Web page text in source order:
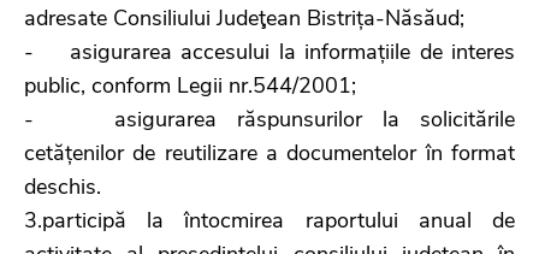
adresate Consiliului Judeţean Bistrița-Năsăud;
- asigurarea accesului la informațiile de interes
public, conform Legii nr.544/2001;
- asigurarea răspunsurilor la solicitările
cetățenilor de reutilizare a documentelor în format
deschis.
3.participă la întocmirea raportului anual de